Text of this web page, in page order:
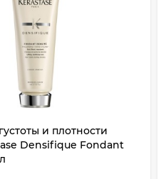
и плотности
Densifique Fondant